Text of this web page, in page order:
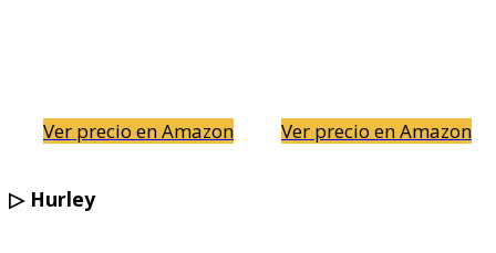
Ver precio en Amazon Ver precio en Amazon
▷ Hurley